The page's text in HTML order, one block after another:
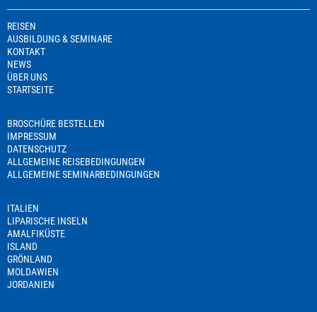
REISEN
AUSBILDUNG & SEMINARE
KONTAKT
NEWS
ÜBER UNS
STARTSEITE
BROSCHÜRE BESTELLEN
IMPRESSUM
DATENSCHUTZ
ALLGEMEINE REISEBEDINGUNGEN
ALLGEMEINE SEMINARBEDINGUNGEN
ITALIEN
LIPARISCHE INSELN
AMALFIKÜSTE
ISLAND
GRÖNLAND
MOLDAWIEN
JORDANIEN